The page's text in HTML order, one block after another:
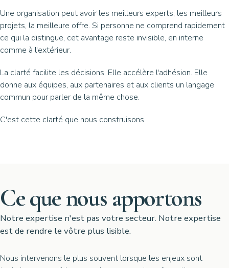
Une organisation peut avoir les meilleurs experts, les meilleurs
projets, la meilleure offre. Si personne ne comprend rapidement
ce qui la distingue, cet avantage reste invisible, en interne
comme à l'extérieur.
La clarté facilite les décisions. Elle accélère l'adhésion. Elle
donne aux équipes, aux partenaires et aux clients un langage
commun pour parler de la même chose.
C'est cette clarté que nous construisons.
Ce que nous apportons
Notre expertise n'est pas votre secteur. Notre expertise
est de rendre le vôtre plus lisible.
Nous intervenons le plus souvent lorsque les enjeux sont